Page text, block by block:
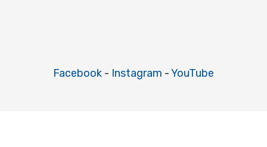
Facebook - Instagram -YouTube